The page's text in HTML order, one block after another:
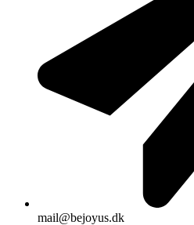
mail@bejoyus.dk